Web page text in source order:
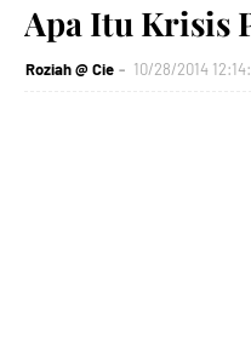
Apa Itu Krisis
Roziah @ Cie 10/28/2014